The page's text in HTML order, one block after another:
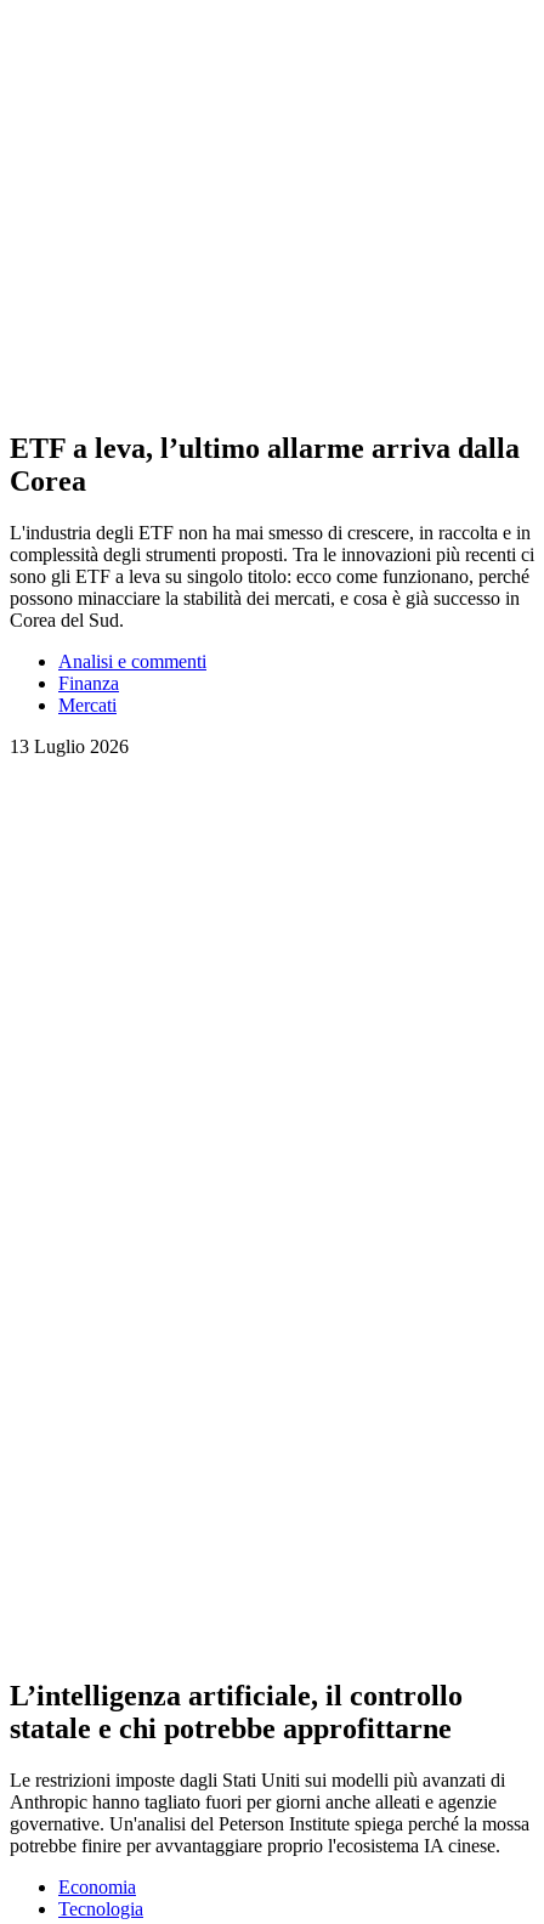
ETF a leva, l’ultimo allarme arriva dalla
Corea
L'industria degli ETF non ha mai smesso di crescere, in raccolta e in
complessità degli strumenti proposti. Tra le innovazioni più recenti ci
sono gli ETF a leva su singolo titolo: ecco come funzionano, perché
possono minacciare la stabilità dei mercati, e cosa è già successo in
Corea del Sud.
Analisi e commenti
Finanza
Mercati
13 Luglio 2026
L’intelligenza artificiale, il controllo
statale e chi potrebbe approfittarne
Le restrizioni imposte dagli Stati Uniti sui modelli più avanzati di
Anthropic hanno tagliato fuori per giorni anche alleati e agenzie
governative. Un'analisi del Peterson Institute spiega perché la mossa
potrebbe finire per avvantaggiare proprio l'ecosistema IA cinese.
Economia
Tecnologia